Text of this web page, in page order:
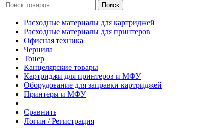
Поиск
Расходные материалы для картриджей
Расходные материалы для принтеров
Офисная техника
Чернила
Тонер
Канцелярские товары
Картриджи для принтеров и МФУ
Оборудование для заправки картриджей
Принтеры и МФУ
Сравнить
Логин / Регистрация